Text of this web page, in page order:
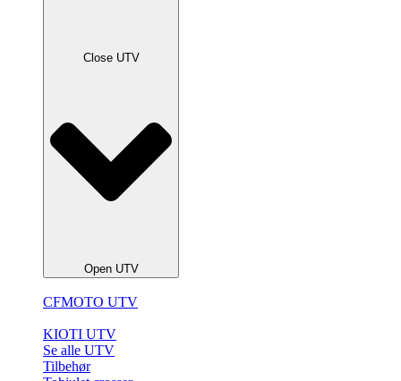
Close UTV
Open UTV
CFMOTO UTV
KIOTI UTV
Se alle UTV
Tilbehør